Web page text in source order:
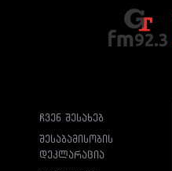
ჩვენ შესახებ
შესაბამისობის
დეკლარაცია